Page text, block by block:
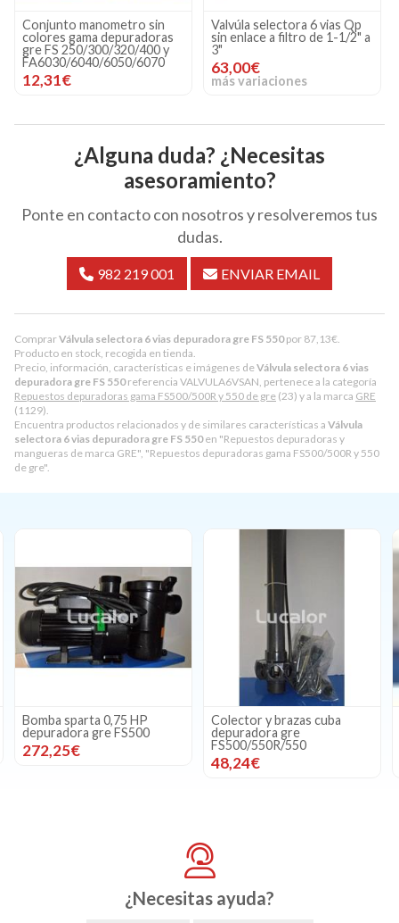
ComprarVálvula selectora 6 vias depuradora gre FS 550por 87,13€
Producto en stock, recogida en tienda.
Precio, información, características e imágenes deVálvula selectora 6 vias
depuradora gre FS 550referencia VALVULA6VSAN, pertenece a la categoría
Repuestos depuradoras gama FS500/500R y 550 de gre (23) y a la marca GRE
(1129).
Encuentra productos relacionados y de similares características a Válvula
selectora 6 vias depuradora gre FS 550en "Repuestos depuradoras y
mangueras de marca GRE", "Repuestos depuradoras gama FS500/500R y 550
de gre".
Valvúla selectora 6 vias Qp
sin enlace a filtro de 1-1/2" a
3"
63,00€
más variaciones
Cesto prefiltro sparta
depuradoras FS500/550
10,26€
¿Alguna duda? ¿Necesitas
asesoramiento?
Ponte en contacto con nosotros y resolveremos tus
dudas.
982 219 001 ENVIAR EMAIL
Colector y brazas cuba
depuradora gre
FS500/550R/550
48,24€
Tapa + tuerca prefiltro
bomba sparta depurador
gre
37,51€
¿Necesitas ayuda?